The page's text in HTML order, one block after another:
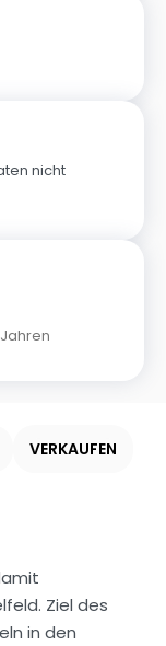
nicht
VERKAUFEN
Ziel des
in den